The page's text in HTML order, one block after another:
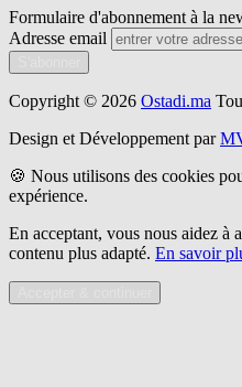
Formulaire d'abonnement à la
Adresse email
Copyright © 2026 Ostadi.ma
Design et Développement par
🍪 Nous utilisons des cookies
expérience.
En acceptant, vous nous aidez à
contenu plus adapté. En savoir